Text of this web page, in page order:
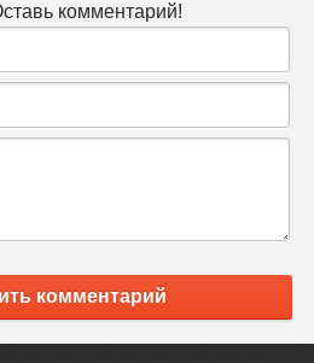
комментарий!
комментарий